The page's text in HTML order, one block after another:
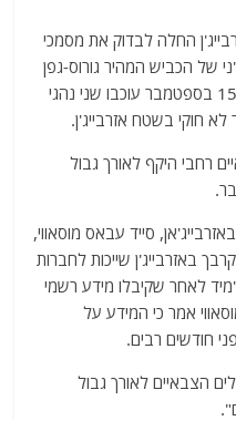
החלה לבדוק את מסמכי
של הכביש המהיר גורוס-גפן
החל מה -12 בספטמבר 2021. ב -15 בספטמבר עוכבו שני נהגי
חוקי בשטח אזרבייג'ן.
רחבי היקף לאורך גבול
סייד עבאס מוסאווי,
באזרבייג'ן שייכות לחברות
לאחר שקיבלו מידע רשמי
אמר כי המידע על
חודשים רבים.
הצבאיים לאורך גבול